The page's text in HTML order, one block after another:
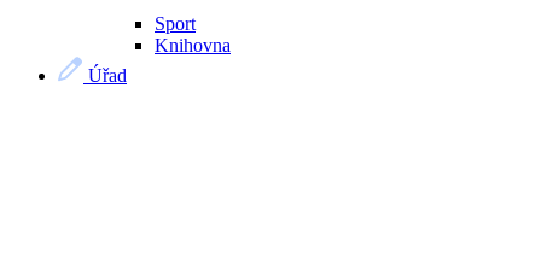
Sport
Knihovna
Úřad